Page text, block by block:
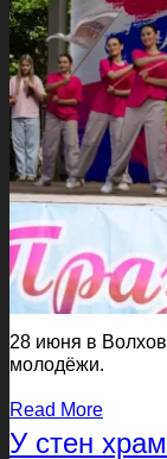
28 июня в
молодёжи.
Read More
У стен